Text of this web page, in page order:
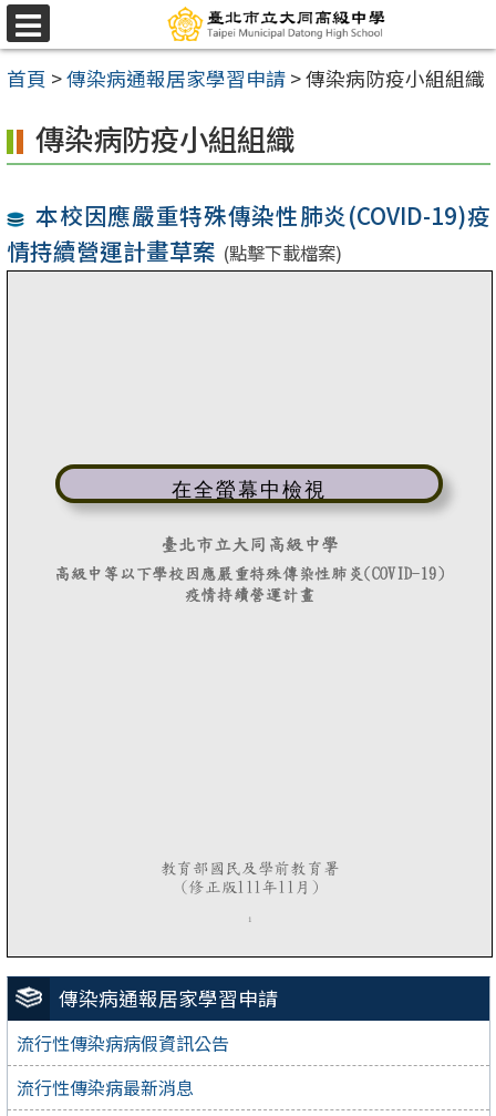
跳
至
主
內
區
選
單
首頁 >傳染病通報居家學習申請>傳染病防疫小組組織
傳染病通報居家學習申請
流行性傳染病病假資訊公告
流行性傳染病最新消息
傳染病防疫小組組織
本校因應嚴重特殊傳染性肺炎(COVID-19)疫
情持續營運計畫草案 (點擊下載檔案)
在全螢幕中檢視